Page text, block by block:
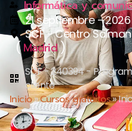
Informática y
21 septiembre - 2026
SCF - Centro
(Madrid)
SCF - 240394 -
cliente
Inicio»Cursos gratuitos»